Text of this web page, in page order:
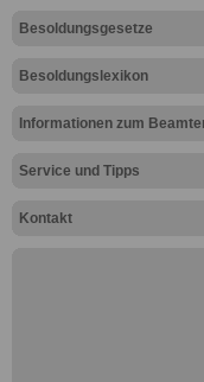
Besoldungsgesetze
Besoldungslexikon
Informationen zum
Service und Tipps
Kontakt